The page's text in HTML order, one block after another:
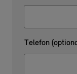
Telefon